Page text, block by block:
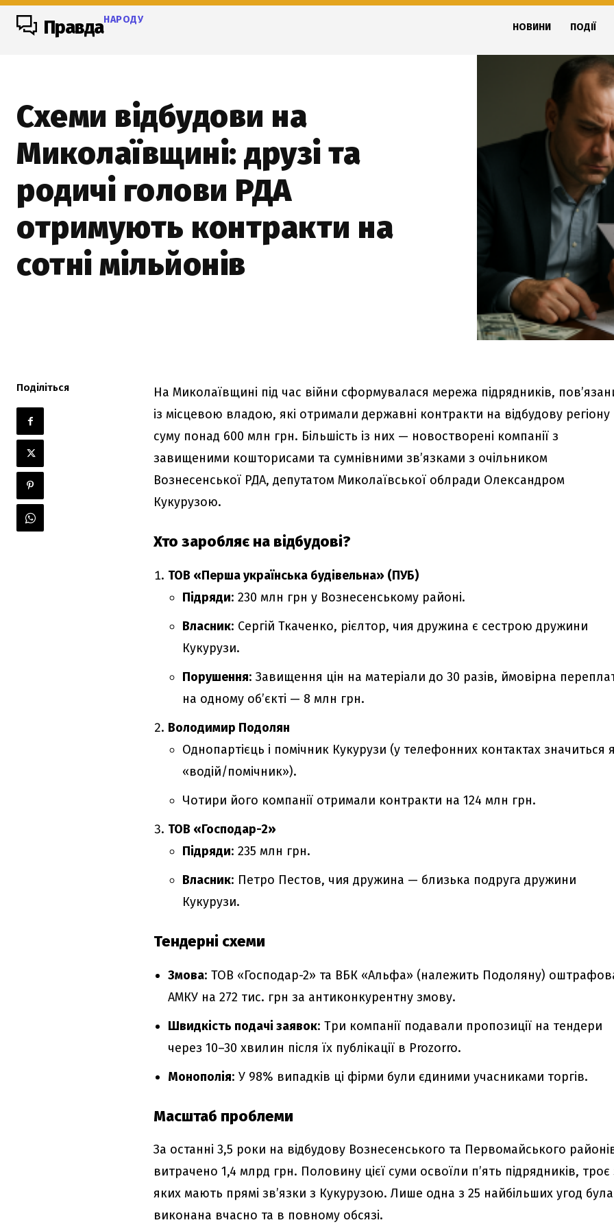
ПравдаНАРОДУ
НОВИНИ ПОДІЇ
Схеми відбудови на
Миколаївщині: друзі та
родичі голови РДА
отримують контракти на
сотні мільйонів
Поділіться
На Миколаївщині під час війни сформувалася мережа підрядників,
із місцевою владою, які отримали державні контракти на відбудову регіону
суму понад 600 млн грн. Більшість із них — новостворені компанії з
завищеними кошторисами та сумнівними зв’язками з очільником
Вознесенської РДА, депутатом Миколаївської облради Олександром
Кукурузою.
Хто заробляє на відбудові?
ТОВ «Перша українська будівельна» (ПУБ)
Підряди: 230 млн грн у Вознесенському районі.
Власник: Сергій Ткаченко, рієлтор, чия дружина є сестрою дружини
Кукурузи.
Порушення: Завищення цін на матеріали до 30 разів, ймовірна
на одному об’єкті — 8 млн грн.
Володимир Подолян
Однопартієць і помічник Кукурузи (у телефонних контактах значиться
«водій/помічник»).
Чотири його компанії отримали контракти на 124 млн грн.
ТОВ «Господар-2»
Підряди: 235 млн грн.
Власник: Петро Пестов, чия дружина — близька подруга дружини
Кукурузи.
Тендерні схеми
Змова: ТОВ «Господар-2» та ВБК «Альфа» (належить Подоляну)
АМКУ на 272 тис. грн за антиконкурентну змову.
Швидкість подачі заявок: Три компанії подавали пропозиції на тендери
через 10–30 хвилин після їх публікації в Prozorro.
Монополія: У 98% випадків ці фірми були єдиними учасниками торгів.
Масштаб проблеми
За останні 3,5 роки на відбудову Вознесенського та Первомайського
витрачено 1,4 млрд грн. Половину цієї суми освоїли п’ять підрядників, троє
яких мають прямі зв’язки з Кукурузою. Лише одна з 25 найбільших угод була
виконана вчасно та в повному обсязі.